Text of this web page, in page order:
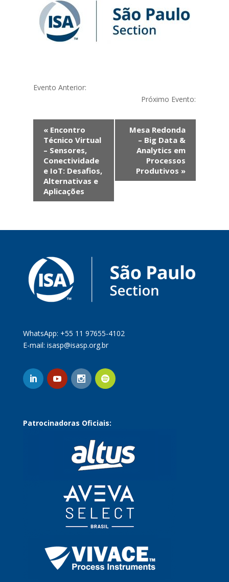
Evento Anterior:
Próximo Evento:
Evento
Navegação
«Encontro
Técnico Virtual
– Sensores,
Conectividade
e IoT: Desafios,
Alternativas e
Aplicações
Mesa Redonda
– Big Data &
Analytics em
Processos
Produtivos »
WhatsApp: +55 11 97655-4102
E-mail: isasp@isasp.org.br
Patrocinadoras Oficiais: